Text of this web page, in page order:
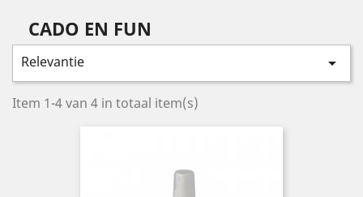
CADO EN FUN
Relevantie 
Item 1-4 van 4 in totaal item(s)